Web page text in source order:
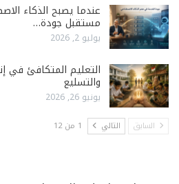
عندما يصبح الذكاء
مستقبل جودة…
يوليو 2, 2026
التعليم المتكافئ في
والتسليع
يونيو 26, 2026
السابق التالي 1 من 12